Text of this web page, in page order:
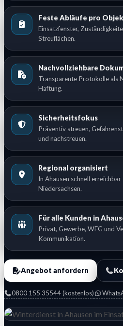
Feste Abläufe pro
Einsatzfenster,
Streuflächen.
Nachvollziehbare
Transparente Protokolle als
Haftung.
Sicherheitsfokus
Präventiv streuen,
und nachstreuen.
Regional organisiert
In Ahausen schnell
Niedersachsen.
Für alle Kunden in
Privat, Gewerbe, WEG und
Kommunikation.
Angebot anfordern
0800 155 35544 (kostenlos)